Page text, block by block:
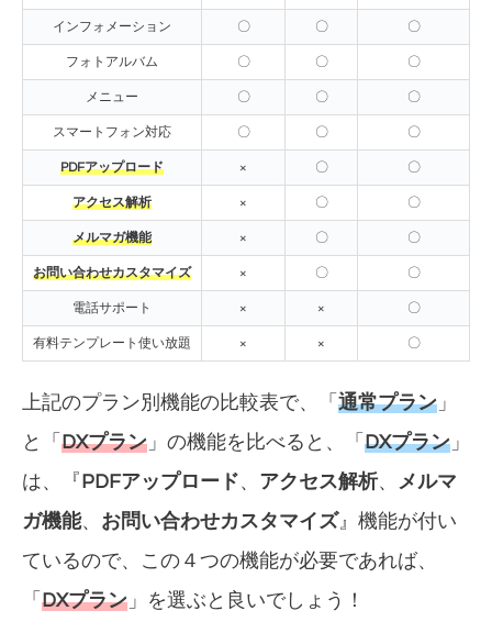
インフォメーション 〇 〇 〇
フォトアルバム 〇 〇 〇
メニュー 〇 〇 〇
スマートフォン対応 〇 〇 〇
PDFアップロード × 〇 〇
アクセス解析 × 〇 〇
メルマガ機能 × 〇 〇
お問い合わせカスタマイズ × 〇 〇
電話サポート × × 〇
有料テンプレート使い放題 × × 〇
上記のプラン別機能の比較表で、「 通常プラン 」
と「 DXプラン 」の機能を比べると、「 DXプラン 」
は、『 PDFアップロード、 アクセス解析、
メルマ
ガ機能、 お問い合わせカスタマイズ』機能が付い
ているので、この４つの機能が必要であれば、
「 DXプラン 」を選ぶと良いでしょう！